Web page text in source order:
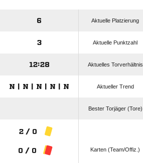
6 Aktuelle Platzierung
3 Aktuelle Punktzahl
12:28 Aktuelles Torverhältnis
N | N | N | N | N Aktueller Trend
Bester Torjäger (Tore)
2 / 0
0 / 0 Karten (Team/Offiz.)